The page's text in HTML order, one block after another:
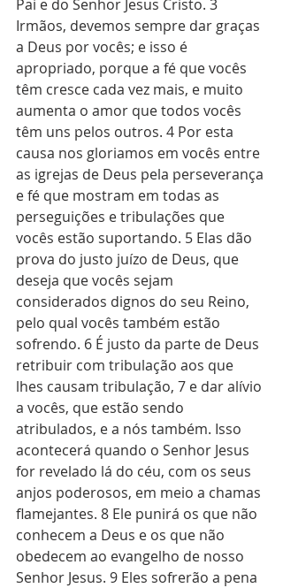
Pai e do Senhor Jesus Cristo. 3
Irmãos, devemos sempre dar graças
a Deus por vocês; e isso é
apropriado, porque a fé que vocês
têm cresce cada vez mais, e muito
aumenta o amor que todos vocês
têm uns pelos outros. 4 Por esta
causa nos gloriamos em vocês entre
as igrejas de Deus pela perseverança
e fé que mostram em todas as
perseguições e tribulações que
vocês estão suportando. 5 Elas dão
prova do justo juízo de Deus, que
deseja que vocês sejam
considerados dignos do seu Reino,
pelo qual vocês também estão
sofrendo. 6 É justo da parte de Deus
retribuir com tribulação aos que
lhes causam tribulação, 7 e dar alívio
a vocês, que estão sendo
atribulados, e a nós também. Isso
acontecerá quando o Senhor Jesus
for revelado lá do céu, com os seus
anjos poderosos, em meio a chamas
flamejantes. 8 Ele punirá os que não
conhecem a Deus e os que não
obedecem ao evangelho de nosso
Senhor Jesus. 9 Eles sofrerão a pena